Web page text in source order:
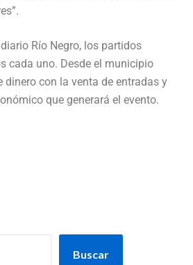
Río Negro, los partidos
cada uno. Desde el municipio
dinero con la venta de entradas y
que generará el evento.
Buscar